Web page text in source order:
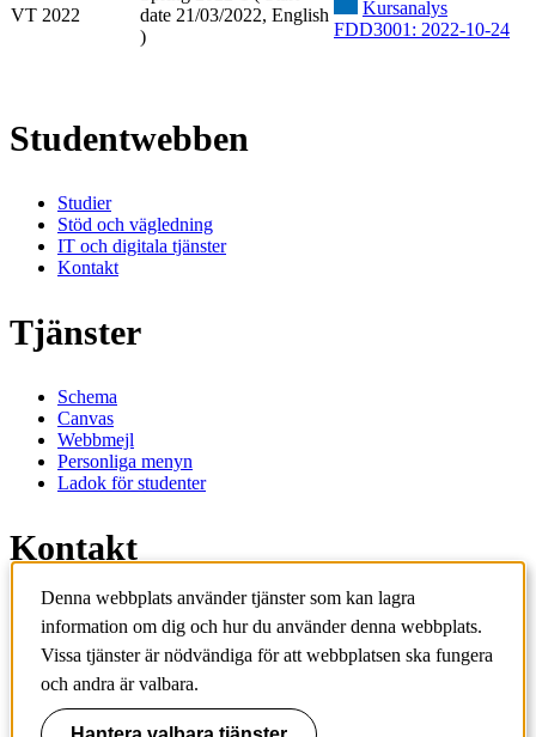
VT 2022
date 21/03/2022, English
)
Kursanalys
FDD3001: 2022-10-24
Studentwebben
Studier
Stöd och vägledning
IT och digitala tjänster
Kontakt
Tjänster
Schema
Canvas
Webbmejl
Personliga menyn
Ladok för studenter
Kontakt
Kontakta utbildningsprogram
Kontakta kurs
IT-support
KTH Entré
Denna webbplats använder tjänster som kan lagra
information om dig och hur du använder denna webbplats.
Vissa tjänster är nödvändiga för att webbplatsen ska fungera
och andra är valbara.